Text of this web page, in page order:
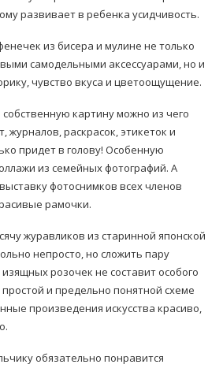
развивает в ребенка усидчивость.
из бисера и мулине не только
самодельными аксессуарами, но и
чувство вкуса и цветоощущение.
картину можно из чего
журналов, раскрасок, этикеток и
придет в голову! Особенную
из семейных фотографий. А
фотоснимков всех членов
рамочки.
журавликов из старинной японской
непросто, но сложить пару
розочек не составит особого
и предельно понятной схеме
произведения искусства красиво,
обязательно понравится